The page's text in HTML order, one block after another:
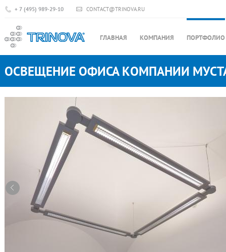
+ 7 (495) 989-29-10 CONTACT@TRINOVA.RU
ГЛАВНАЯ КОМПАНИЯ ПОРТФОЛИО
ОСВЕЩЕНИЕ ОФИСА КОМПАНИИ